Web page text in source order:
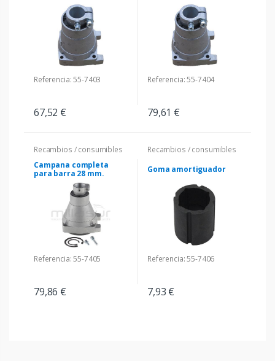
Referencia: 55-7403
67,52 €
Referencia: 55-7404
79,61 €
Recambios / consumibles
Campana completa
para barra 28 mm.
Referencia: 55-7405
79,86 €
Recambios / consumibles
Goma amortiguador
Referencia: 55-7406
7,93 €